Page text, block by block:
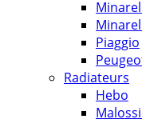
Piaggio
Radiateurs
Hebo